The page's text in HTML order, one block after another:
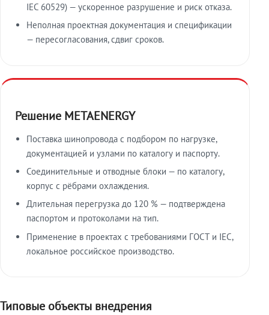
IEC 60529) — ускоренное разрушение и риск отказа.
Неполная проектная документация и спецификации
— пересогласования, сдвиг сроков.
Решение METAENERGY
Поставка шинопровода с подбором по нагрузке,
документацией и узлами по каталогу и паспорту.
Соединительные и отводные блоки — по каталогу,
корпус с рёбрами охлаждения.
Длительная перегрузка до 120 % — подтверждена
паспортом и протоколами на тип.
Применение в проектах с требованиями ГОСТ и IEC,
локальное российское производство.
Типовые объекты внедрения